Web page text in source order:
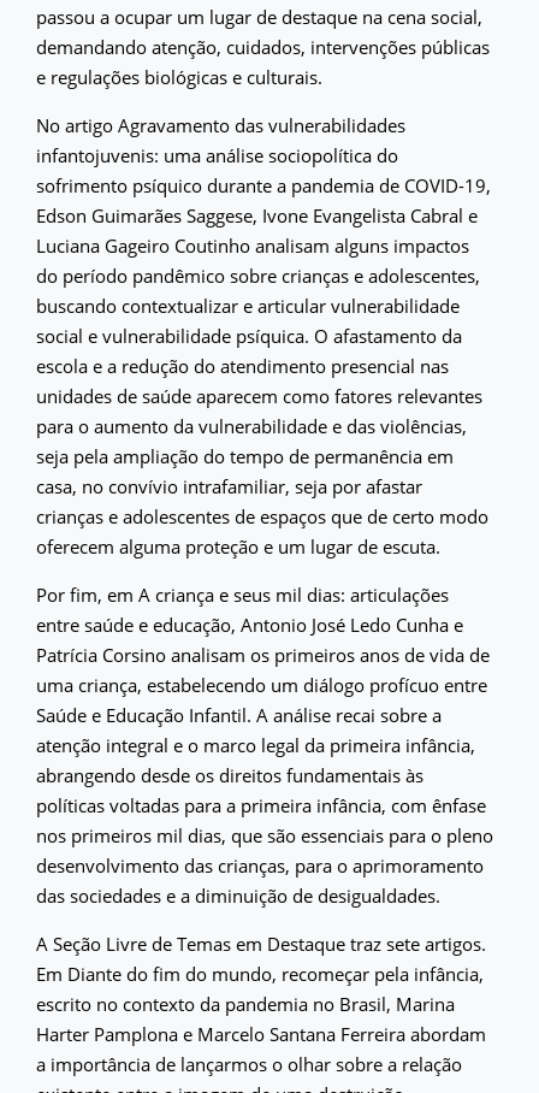
passou a ocupar um lugar de destaque na cena social,
demandando atenção, cuidados, intervenções públicas
e regulações biológicas e culturais.
No artigo Agravamento das vulnerabilidades
infantojuvenis: uma análise sociopolítica do
sofrimento psíquico durante a pandemia de COVID-19,
Edson Guimarães Saggese, Ivone Evangelista Cabral e
Luciana Gageiro Coutinho analisam alguns impactos
do período pandêmico sobre crianças e adolescentes,
buscando contextualizar e articular vulnerabilidade
social e vulnerabilidade psíquica. O afastamento da
escola e a redução do atendimento presencial nas
unidades de saúde aparecem como fatores relevantes
para o aumento da vulnerabilidade e das violências,
seja pela ampliação do tempo de permanência em
casa, no convívio intrafamiliar, seja por afastar
crianças e adolescentes de espaços que de certo modo
oferecem alguma proteção e um lugar de escuta.
Por fim, em A criança e seus mil dias: articulações
entre saúde e educação, Antonio José Ledo Cunha e
Patrícia Corsino analisam os primeiros anos de vida de
uma criança, estabelecendo um diálogo profícuo entre
Saúde e Educação Infantil. A análise recai sobre a
atenção integral e o marco legal da primeira infância,
abrangendo desde os direitos fundamentais às
políticas voltadas para a primeira infância, com ênfase
nos primeiros mil dias, que são essenciais para o pleno
desenvolvimento das crianças, para o aprimoramento
das sociedades e a diminuição de desigualdades.
A Seção Livre de Temas em Destaque traz sete artigos.
Em Diante do fim do mundo, recomeçar pela infância,
escrito no contexto da pandemia no Brasil, Marina
Harter Pamplona e Marcelo Santana Ferreira abordam
a importância de lançarmos o olhar sobre a relação